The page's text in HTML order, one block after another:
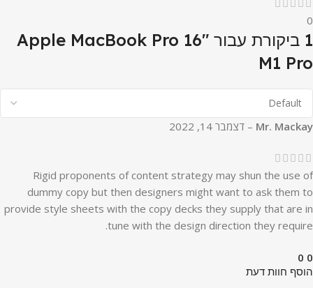
0
1 ביקורת עבור
Apple MacBook Pro 16″
M1 Pro
Mr. Mackay
– דצמבר 14, 2022
Rigid proponents of content strategy may shun the use of
dummy copy but then designers might want to ask them to
provide style sheets with the copy decks they supply that are in
tune with the design direction they require.
0
0
הוסף חוות דעת